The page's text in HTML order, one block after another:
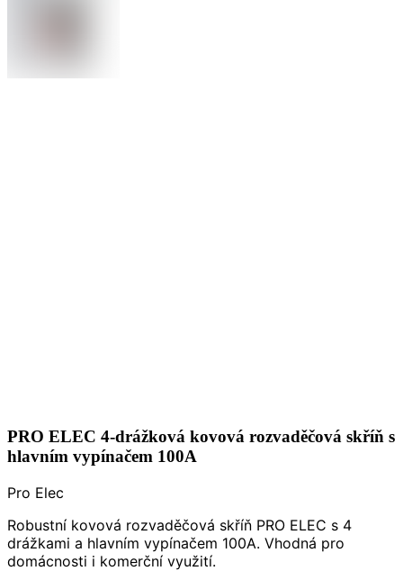
PRO ELEC 4-drážková kovová rozvaděčová skříň s
hlavním vypínačem 100A
Pro Elec
Robustní kovová rozvaděčová skříň PRO ELEC s 4
drážkami a hlavním vypínačem 100A. Vhodná pro
domácnosti i komerční využití.